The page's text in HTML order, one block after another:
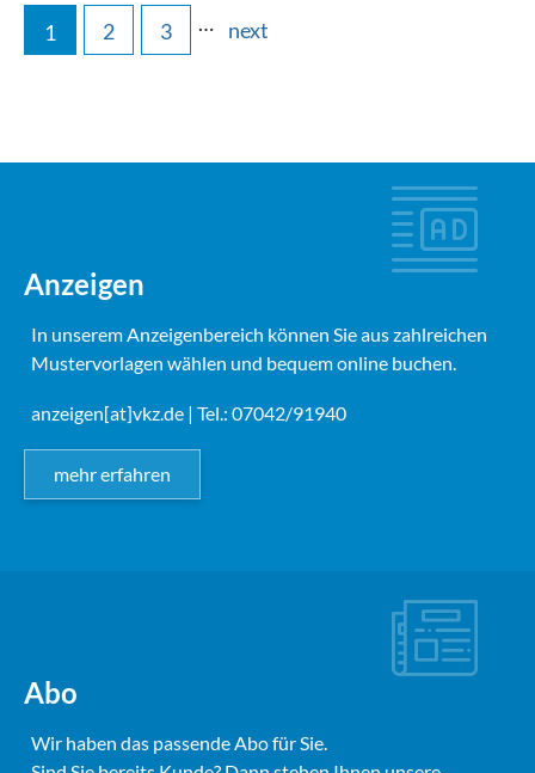
1 2 3 … next
Anzeigen
In unserem Anzeigenbereich können Sie aus zahlreichen
Mustervorlagen wählen und bequem online buchen.
anzeigen[at]vkz.de | Tel.: 07042/91940
mehr erfahren
Abo
Wir haben das passende Abo für Sie.